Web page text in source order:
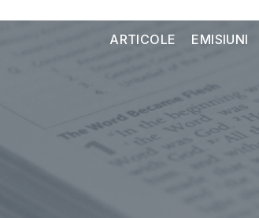
ARTICOLE EMISIUNI